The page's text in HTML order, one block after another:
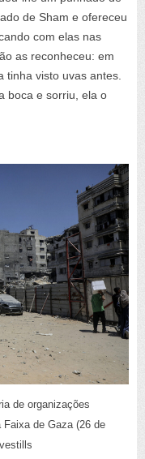
de Sham e ofereceu
com elas nas
as reconheceu: em
tinha visto uvas antes.
boca e sorriu, ela o
de organizações
de Gaza (26 de